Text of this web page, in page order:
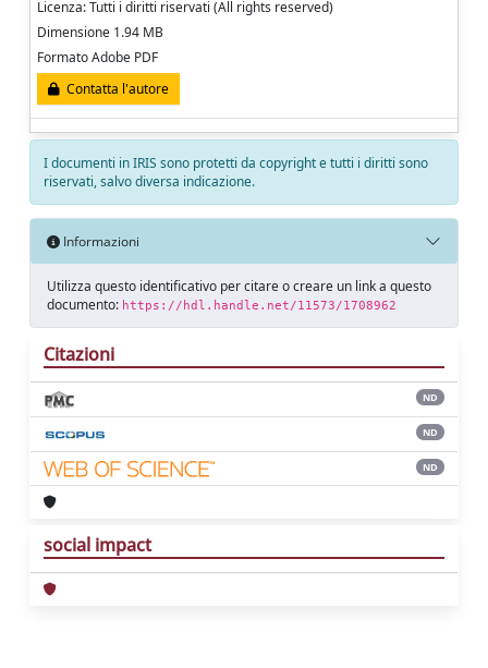
Licenza: Tutti i diritti riservati (All rights reserved)
Dimensione 1.94 MB
Formato Adobe PDF
Contatta l'autore
I documenti in IRIS sono protetti da copyright e tutti i diritti sono
riservati, salvo diversa indicazione.
Informazioni
Utilizza questo identificativo per citare o creare un link a questo
documento: https://hdl.handle.net/11573/1708962
Citazioni
ND
ND
ND
social impact